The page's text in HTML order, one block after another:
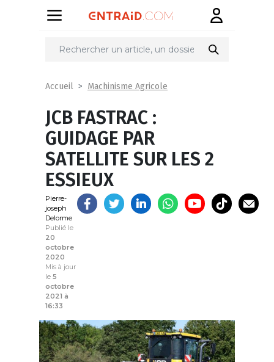
Partager
Accueil Machinisme Agricole
JCB FASTRAC :
GUIDAGE PAR
SATELLITE SUR LES 2
ESSIEUX
Pierre-
joseph
Delorme
Publié le
20
octobre
2020
Mis à jour
le 5
octobre
2021 à
16:33